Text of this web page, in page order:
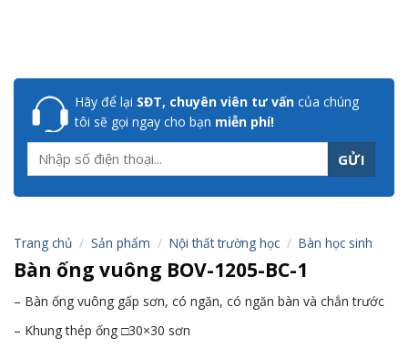
Hãy để lại SĐT, chuyên viên tư vấn của chúng
tôi sẽ gọi ngay cho bạn miễn phí!
Trang chủ / Sản phẩm / Nội thất trường học / Bàn học sinh
Bàn ống vuông BOV-1205-BC-1
– Bàn ống vuông gấp sơn, có ngăn, có ngăn bàn và chắn trước
– Khung thép ống □30×30 sơn